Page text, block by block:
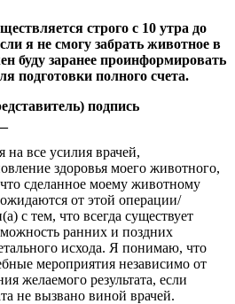
строго с 10 утра до
я не смогу забрать животное в
буду заранее проинформировать
подготовки полного счета.
подпись
все усилия врачей,
здоровья моего животного,
сделанное моему животному
ожидаются от этой операции/
с тем, что всегда существует
ранних и поздних
исхода. Я понимаю, что
мероприятия независимо от
желаемого результата, если
не вызвано виной врачей.